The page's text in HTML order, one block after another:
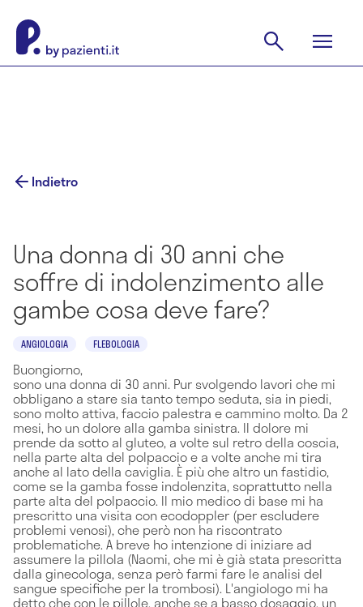
Indietro
Una donna di 30 anni che
soffre di indolenzimento alle
gambe cosa deve fare?
ANGIOLOGIA FLEBOLOGIA
Buongiorno,
sono una donna di 30 anni. Pur svolgendo lavori che mi
obbligano a stare sia tanto tempo seduta, sia in piedi,
sono molto attiva, faccio palestra e cammino molto. Da 2
mesi, ho un dolore alla gamba sinistra. Il dolore mi
prende da sotto al gluteo, a volte sul retro della coscia,
nella parte alta del polpaccio e a volte anche mi tira
anche al lato della caviglia. È più che altro un fastidio,
come se la gamba fosse indolenzita, soprattutto nella
parte alta del polpaccio. Il mio medico di base mi ha
prescritto una visita con ecodoppler (per escludere
problemi venosi), che però non ha riscontrato
problematiche. A breve ho intenzione di iniziare ad
assumere la pillola (Naomi, che mi è già stata prescritta
dalla ginecologa, senza però farmi fare le analisi del
sangue specifiche per la trombosi). L'angiologo mi ha
detto che con le pillole, anche se a basso dosaggio, un